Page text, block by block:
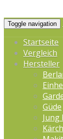
Toggle navigation
Startseite
Vergleich
Hersteller
Güde
Jung